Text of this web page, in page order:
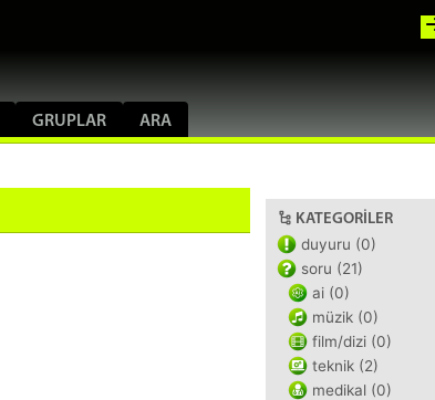
GRUPLAR ARA
KATEGORILER
duyuru (0)
soru (21)
ai (0)
müzik (0)
film/dizi (0)
teknik (2)
medikal (0)